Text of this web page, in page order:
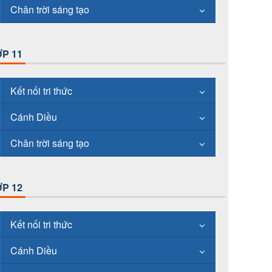
Chân trời sáng tạo
11
Kết nối tri thức
Cánh Diều
Chân trời sáng tạo
12
Kết nối tri thức
Cánh Diều